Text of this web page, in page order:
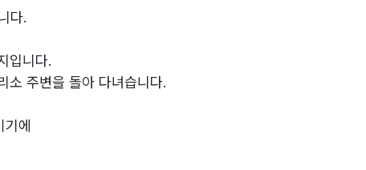
다.
입니다.
소 주변을 돌아 다녀습니다.
에